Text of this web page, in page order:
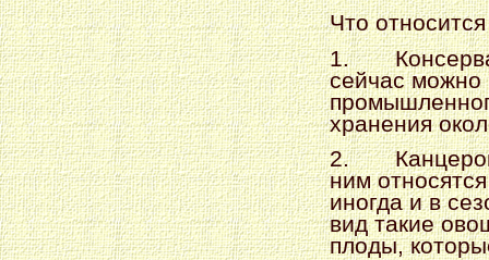
Что
1.
сейчас можно
хранения
2.
ним
иногда и в
вид такие
плоды,